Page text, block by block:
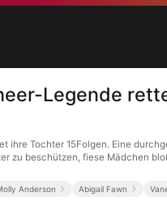
Legende
ihre Tochter 15Folgen. Eine
zu beschützen, fiese Mädchen
Anderson Abigail Fawn